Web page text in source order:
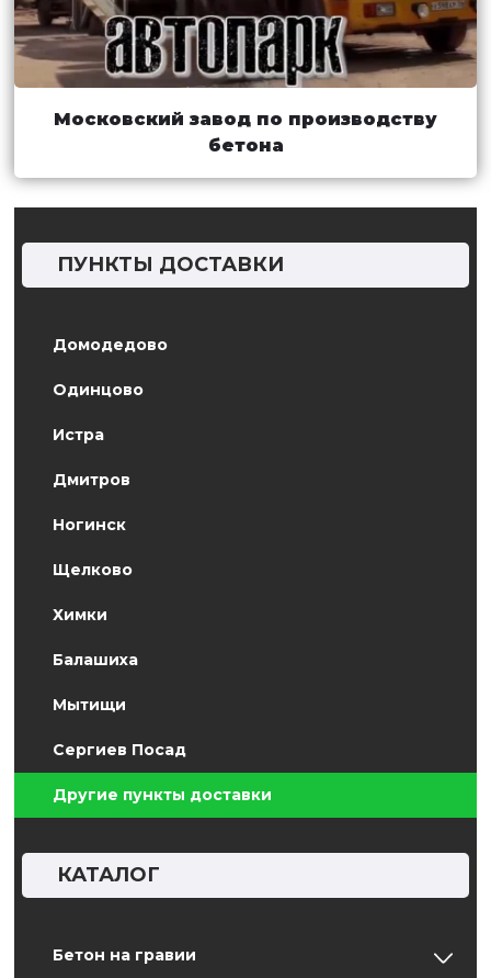
ПУНКТЫ ДОСТАВКИ
Домодедово
Одинцово
Истра
Дмитров
Ногинск
Щелково
Химки
Балашиха
Мытищи
Сергиев Посад
Другие пункты доставки
КАТАЛОГ
Бетон на гравии
Московский завод по производству
бетона